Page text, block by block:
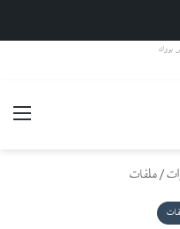
بووك
/ملفات